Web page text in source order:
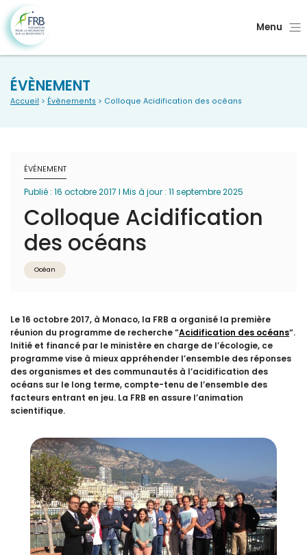
Menu
ÉVÈNEMENT
Accueil > Évènements > Colloque Acidification des océans
ÉVÉNEMENT
Publié : 16 octobre 2017 I Mis à jour : 11 septembre 2025
Colloque Acidification
des océans
Océan
Le 16 octobre 2017, à Monaco, la FRB a organisé la première
réunion du programme de recherche “Acidification des océans“.
Initié et financé par le ministère en charge de l’écologie, ce
programme vise à mieux appréhender l’ensemble des réponses
des organismes et des communautés à l’acidification des
océans sur le long terme, compte-tenu de l’ensemble des
facteurs entrant en jeu. La FRB en assure l’animation
scientifique.